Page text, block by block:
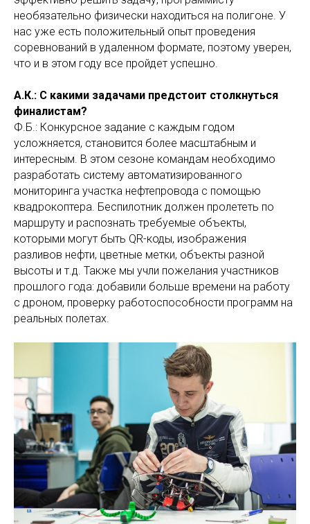
необязательно физически находиться на полигоне. У
нас уже есть положительный опыт проведения
соревнований в удаленном формате, поэтому уверен,
что и в этом году все пройдет успешно.
А.К.: С какими задачами предстоит столкнуться
финалистам?
Ф.Б.: Конкурсное задание с каждым годом
усложняется, становится более масштабным и
интересным. В этом сезоне командам необходимо
разработать систему автоматизированного
мониторинга участка нефтепровода с помощью
квадрокоптера. Беспилотник должен пролететь по
маршруту и распознать требуемые объекты,
которыми могут быть QR-коды, изображения
разливов нефти, цветные метки, объекты разной
высоты и т.д. Также мы учли пожелания участников
прошлого года: добавили больше времени на работу
с дроном, проверку работоспособности программ на
реальных полетах.